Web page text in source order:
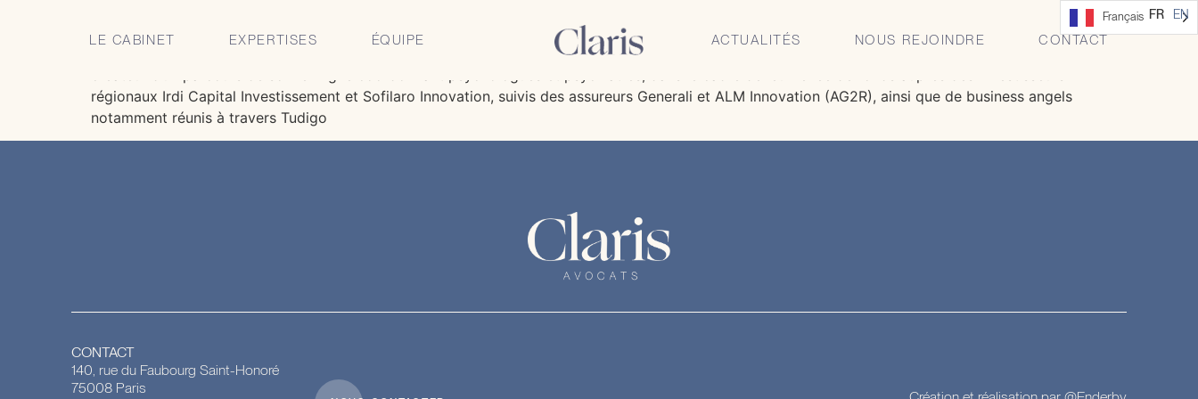
LE CABINET EXPERTISES ÉQUIPE ACTUALITÉS NOUS REJOINDRE CONTACT
Français FR EN
CLARIS Avocats conseille THIA,
régionaux Irdi Capital Investissement et Sofilaro Innovation, suivis des assureurs Generali et ALM Innovation (AG2R), ainsi que de business angels
notamment réunis à travers Tudigo
CONTACT
140, rue du Faubourg Saint-Honoré
75008 Paris